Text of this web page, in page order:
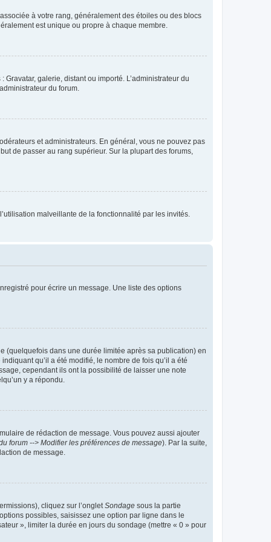
à votre rang, généralement des étoiles ou des blocs
est unique ou propre à chaque membre.
galerie, distant ou importé. L’administrateur du
du forum.
et administrateurs. En général, vous ne pouvez pas
de passer au rang supérieur. Sur la plupart des forums,
malveillante de la fonctionnalité par les invités.
pour écrire un message. Une liste des options
(quelquefois dans une durée limitée après sa publication) en
qu’il a été modifié, le nombre de fois qu’il a été
cependant ils ont la possibilité de laisser une note
y a répondu.
de rédaction de message. Vous pouvez aussi ajouter
forum --> Modifier les préférences de message). Par la suite,
de message.
cliquez sur l’onglet Sondage sous la partie
possibles, saisissez une option par ligne dans le
», limiter la durée en jours du sondage (mettre « 0 » pour